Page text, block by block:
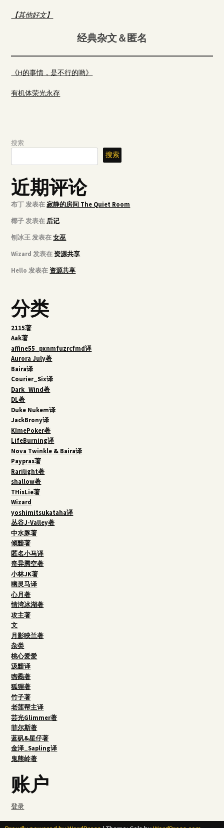
【其他好文】
经典杂文＆匿名
《H的事情，是不行的哟》
有机体荣光永存
搜索
搜索
近期评论
布丁 发表在 寂静的房间 The Quiet Room
椰子 发表在 后记
刨冰王 发表在女巫
Wizard 发表在资源共享
Hello 发表在资源共享
分类
2115著
Aak著
affine55_pxnmfuzrcfmd译
Aurora July著
Baira译
Courier_Six译
Dark_Wind著
DL著
Duke Nukem译
JackBrony译
KImePoker著
LifeBurning译
Nova Twinkle & Baira译
Paypras著
Rarilight著
shallow著
THisLie著
Wizard
yoshimitsukataha译
丛谷J-Valley著
中水豚著
倾黯著
匿名小马译
奇异腾空著
小林JK著
幽灵马译
心月著
情湾冰湖著
攻主著
文
月影映兰著
杂类
桃心爱爱
汲黯译
煦矞著
狐狸著
竹子著
老莲帮主译
芸光Glimmer著
菲尔斯著
蓝矾&星仔著
金泽_Sapling译
鬼熊岭著
账户
登录